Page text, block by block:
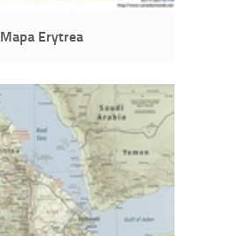
Mapa Erytrea